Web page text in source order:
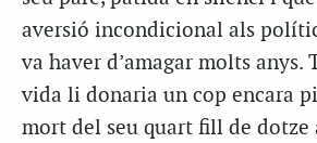
aversió incondicional als
va haver d’amagar molts anys.
vida li donaria un cop encara
mort del seu quart fill de dotze